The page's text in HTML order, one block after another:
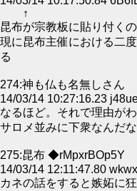
↑
昆布が宗教板に貼り付く
現に昆布主催における二
る
274:神も仏も名無しさん
14/03/14 10:27:16.23
なるほど。それで理由がわ
サロメ並みに下衆なんだな
275:昆布 ◆rMpxrBOp5Y
14/03/14 12:11:47.80
カネの話をすると嫉妬に